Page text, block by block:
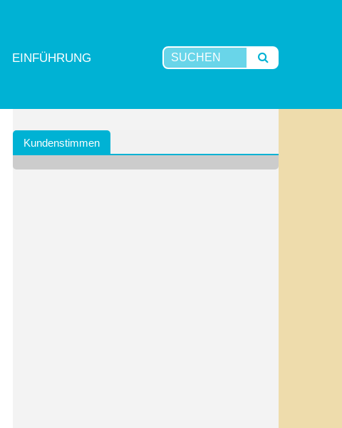
EINFÜHRUNG
Kundenstimmen